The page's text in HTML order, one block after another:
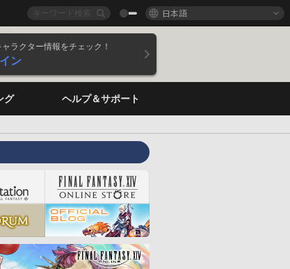
日本語
ャラクター情報をチェック！
ン
グ ヘルプ＆サポート